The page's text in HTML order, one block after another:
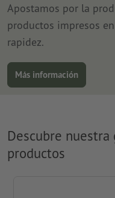
Apostamos por la
productos impresos
rapidez.
Más información
Descubre
productos